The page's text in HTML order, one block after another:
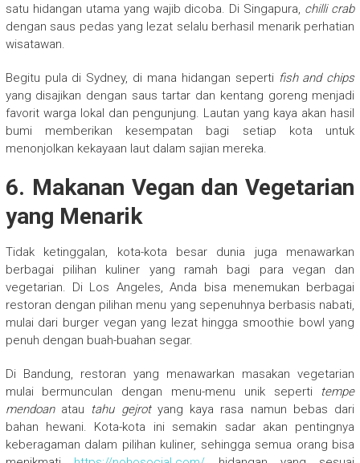
satu hidangan utama yang wajib dicoba. Di Singapura, chilli crab
dengan saus pedas yang lezat selalu berhasil menarik perhatian
wisatawan.
Begitu pula di Sydney, di mana hidangan seperti fish and chips
yang disajikan dengan saus tartar dan kentang goreng menjadi
favorit warga lokal dan pengunjung. Lautan yang kaya akan hasil
bumi memberikan kesempatan bagi setiap kota untuk
menonjolkan kekayaan laut dalam sajian mereka.
6. Makanan Vegan dan Vegetarian
yang Menarik
Tidak ketinggalan, kota-kota besar dunia juga menawarkan
berbagai pilihan kuliner yang ramah bagi para vegan dan
vegetarian. Di Los Angeles, Anda bisa menemukan berbagai
restoran dengan pilihan menu yang sepenuhnya berbasis nabati,
mulai dari burger vegan yang lezat hingga smoothie bowl yang
penuh dengan buah-buahan segar.
Di Bandung, restoran yang menawarkan masakan vegetarian
mulai bermunculan dengan menu-menu unik seperti tempe
mendoanatau tahu gejrotyang kaya rasa namun bebas dari
bahan hewani. Kota-kota ini semakin sadar akan pentingnya
keberagaman dalam pilihan kuliner, sehingga semua orang bisa